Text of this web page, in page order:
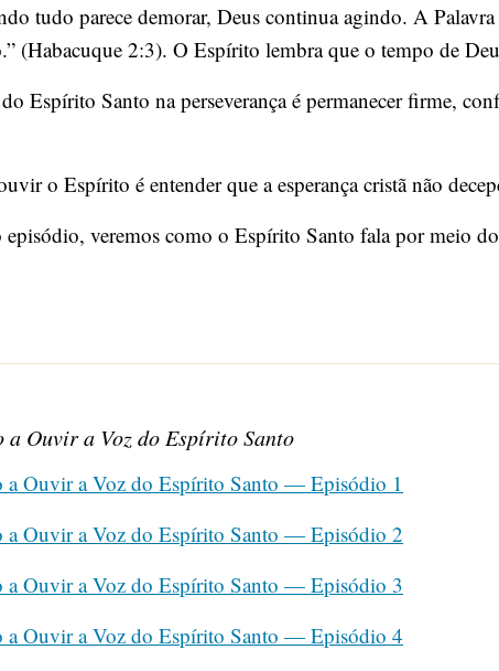
tudo parece demorar, Deus continua agindo. A
(Habacuque 2:3). O Espírito lembra que o tempo de
Espírito Santo na perseverança é permanecer firme,
o Espírito é entender que a esperança cristã não
veremos como o Espírito Santo fala por meio
a Ouvir a Voz do Espírito Santo
a Ouvir a Voz do Espírito Santo — Episódio 1
a Ouvir a Voz do Espírito Santo — Episódio 2
a Ouvir a Voz do Espírito Santo — Episódio 3
a Ouvir a Voz do Espírito Santo — Episódio 4